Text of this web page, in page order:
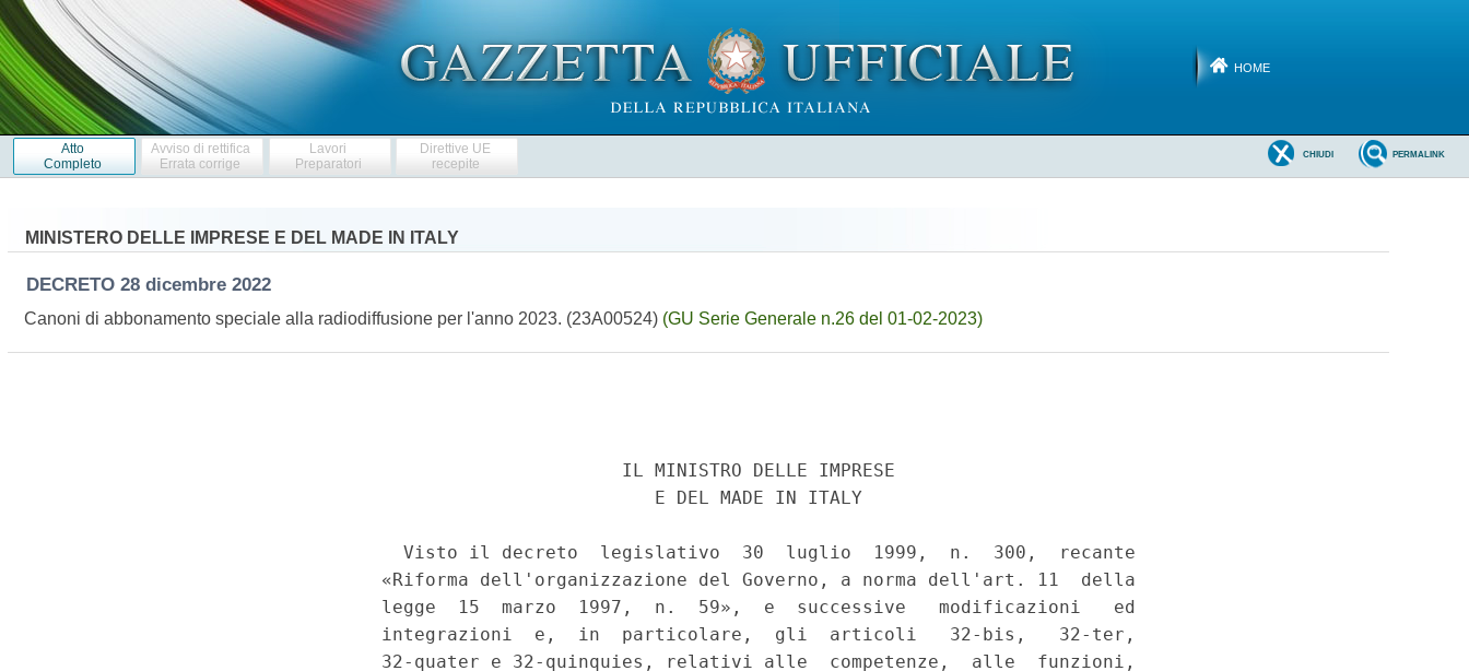
HOME
Atto
Completo
Avviso di rettifica
Errata corrige
Lavori
Preparatori
Direttive UE
recepite
PERMALINK
CHIUDI
MINISTERO DELLE IMPRESE E DEL MADE IN ITALY
DECRETO 28 dicembre 2022
Canoni di abbonamento speciale alla radiodiffusione per l'anno 2023. (23A00524) (GU Serie Generale n.26 del 01-02-2023)